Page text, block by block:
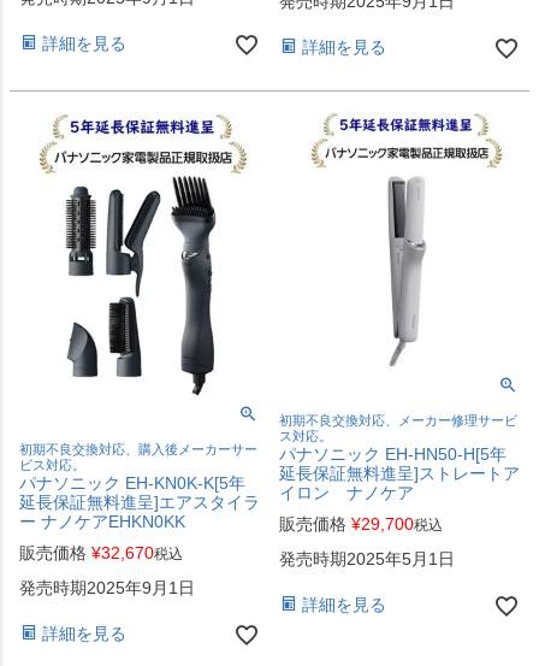
詳細を見る 詳細を見る
初期不良交換対応、購入後メーカーサー
ビス対応。
パナソニック EH-KN0K-K[5年
延長保証無料進呈]エアスタイラ
ー ナノケアEHKN0KK
販売価格 ¥32,670税込
発売時期2025年9月1日
詳細を見る
初期不良交換対応、メーカー修理サービ
ス対応。
パナソニック EH-HN50-H[5年
延長保証無料進呈]ストレートア
イロン ナノケア
販売価格 ¥29,700税込
発売時期2025年5月1日
詳細を見る